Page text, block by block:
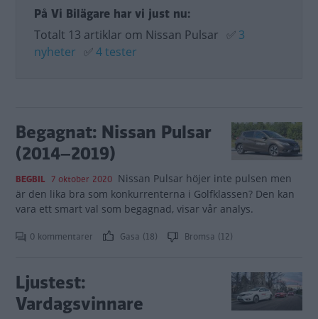
På Vi Bilägare har vi just nu:
Totalt 13 artiklar om Nissan Pulsar ✅ 3
nyheter ✅4 tester
Begagnat: Nissan Pulsar
(2014–2019)
BEGBIL 7 oktober 2020 Nissan Pulsar höjer inte pulsen men
är den lika bra som konkurrenterna i Golfklassen? Den kan
vara ett smart val som begagnad, visar vår analys.
0 kommentarer Gasa (18) Bromsa (12)
Ljustest:
Vardagsvinnare